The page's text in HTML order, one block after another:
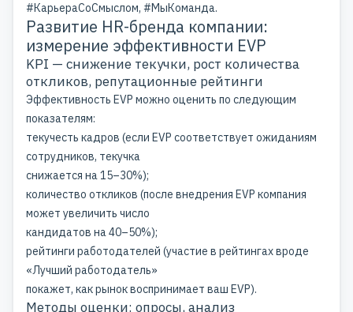
#КарьераCоСмыслом, #МыКоманда.
Развитие HR-бренда компании:
измерение эффективности EVP
KPI — снижение текучки, рост количества
откликов, репутационные рейтинги
Эффективность EVP можно оценить по следующим
показателям:
текучесть кадров (если EVP соответствует ожиданиям
сотрудников, текучка
снижается на 15–30%);
количество откликов (после внедрения EVP компания
может увеличить число
кандидатов на 40–50%);
рейтинги работодателей (участие в рейтингах вроде
«Лучший работодатель»
покажет, как рынок воспринимает ваш EVP).
Методы оценки: опросы, анализ